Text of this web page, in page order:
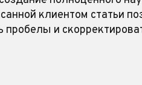
клиентом статьи
пробелы и